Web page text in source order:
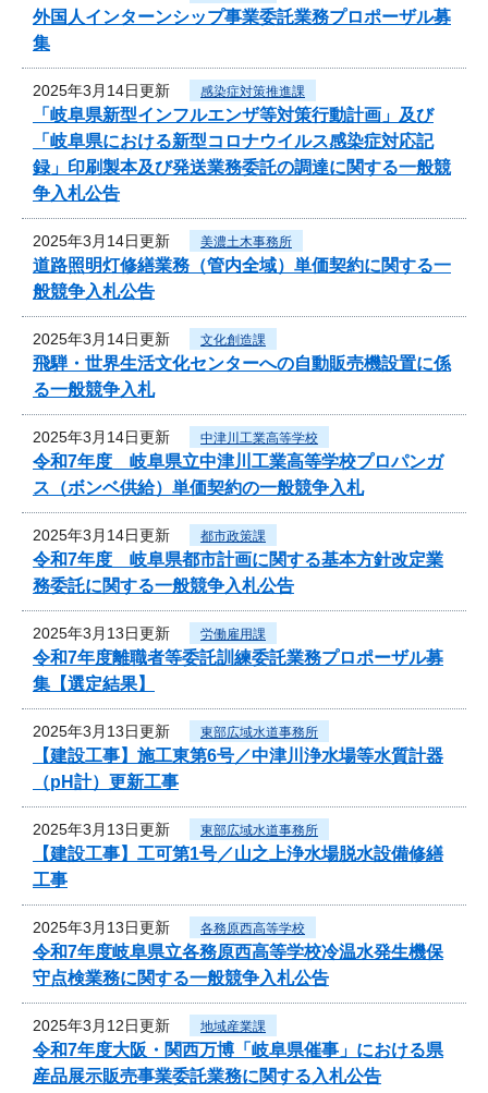
外国人インターンシップ事業委託業務プロポーザル募
集
2025年3月14日更新 感染症対策推進課
「岐阜県新型インフルエンザ等対策行動計画」及び
「岐阜県における新型コロナウイルス感染症対応記
録」印刷製本及び発送業務委託の調達に関する一般競
争入札公告
2025年3月14日更新 美濃土木事務所
道路照明灯修繕業務（管内全域）単価契約に関する一
般競争入札公告
2025年3月14日更新 文化創造課
飛騨・世界生活文化センターへの自動販売機設置に係
る一般競争入札
2025年3月14日更新 中津川工業高等学校
令和7年度 岐阜県立中津川工業高等学校プロパンガ
ス（ボンベ供給）単価契約の一般競争入札
2025年3月14日更新 都市政策課
令和7年度 岐阜県都市計画に関する基本方針改定業
務委託に関する一般競争入札公告
2025年3月13日更新 労働雇用課
令和7年度離職者等委託訓練委託業務プロポーザル募
集【選定結果】
2025年3月13日更新 東部広域水道事務所
【建設工事】施工東第6号／中津川浄水場等水質計器
（pH計）更新工事
2025年3月13日更新 東部広域水道事務所
【建設工事】工可第1号／山之上浄水場脱水設備修繕
工事
2025年3月13日更新 各務原西高等学校
令和7年度岐阜県立各務原西高等学校冷温水発生機保
守点検業務に関する一般競争入札公告
2025年3月12日更新 地域産業課
令和7年度大阪・関西万博「岐阜県催事」における県
産品展示販売事業委託業務に関する入札公告